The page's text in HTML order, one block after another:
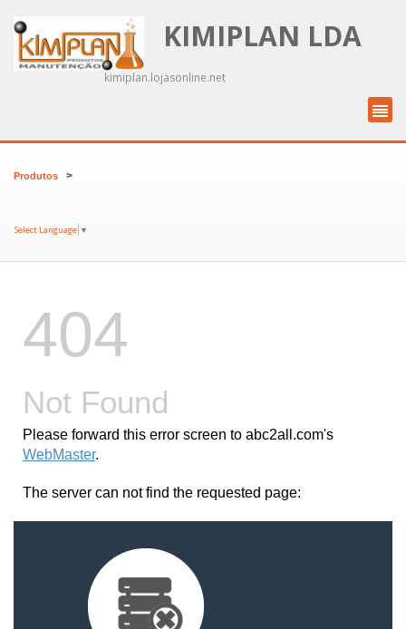
KIMIPLAN LDA
kimiplan.lojasonline.net
Produtos >
Select Language ▼